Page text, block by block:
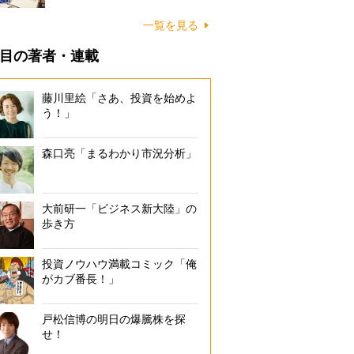
一覧を見る
の著者・連載
藤川里絵「さあ、投資を始めよ
う！」
森口亮「まるわかり市況分析」
大前研一「ビジネス新大陸」の
歩き方
投資ノウハウ満載コミック「俺
がカブ番長！」
戸松信博の明日の爆騰株を探
せ！